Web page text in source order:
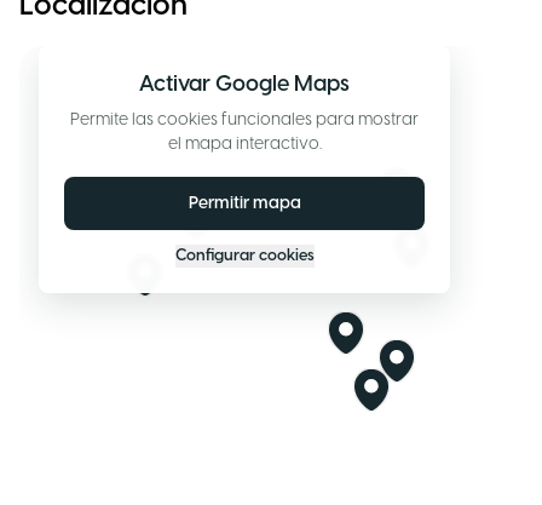
Localización
Activar Google Maps
Permite las cookies funcionales para mostrar
el mapa interactivo.
Permitir mapa
Configurar cookies